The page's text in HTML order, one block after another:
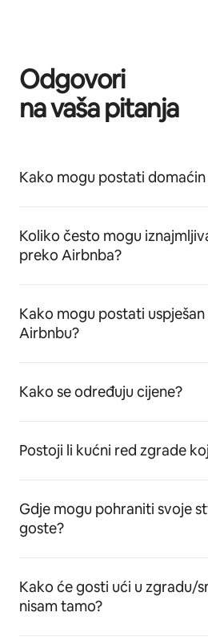
Odgovori
na vaša pitanja
Kako mogu postati
Koliko često mogu
preko Airbnba?
Kako mogu postati
Airbnbu?
Kako se određuju cijene?
Postoji li kućni red zgrade
Gdje mogu pohraniti svoje
goste?
Kako će gosti ući u zgradu/
nisam tamo?